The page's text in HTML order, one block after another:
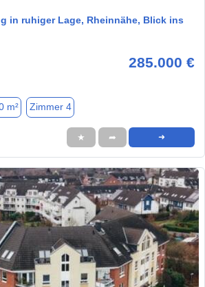
in ruhiger Lage, Rheinnähe, Blick ins
285.000 €
m² Zimmer 4
★ ➦ ➜